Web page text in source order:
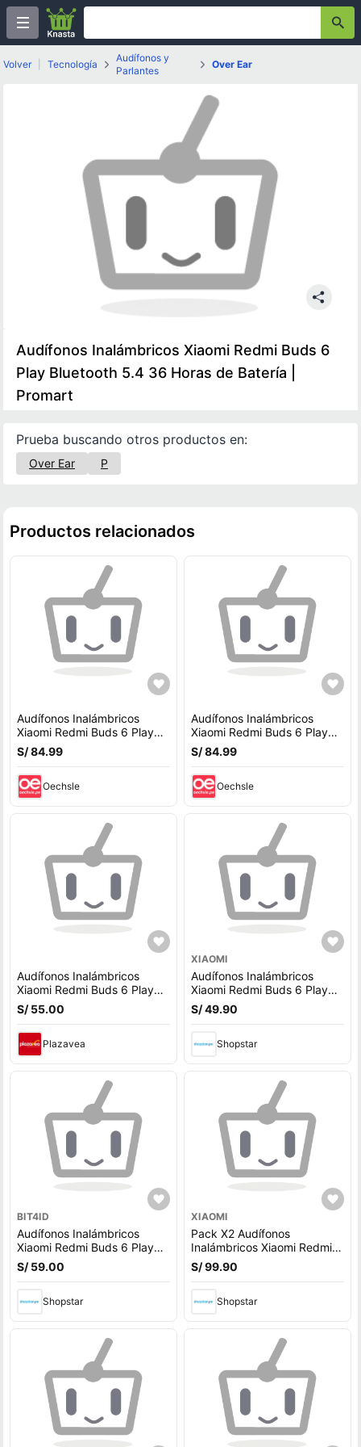
Volver Tecnología
Audífonos y
Parlantes
Over Ear
Audífonos Inalámbricos Xiaomi Redmi Buds 6
Play Bluetooth 5.4 36 Horas de Batería |
Promart
Prueba buscando otros productos en:
Over Ear P
Productos relacionados
Audífonos Inalámbricos
Xiaomi Redmi Buds 6 Play
Bluetooth 5.4 36 Horas de
Batería
S/ 84.99
Oechsle
Audífonos Inalámbricos
Xiaomi Redmi Buds 6 Play
Bluetooth 5.4 36 Horas de
Batería
S/ 84.99
Oechsle
Audífonos Inalámbricos
Xiaomi Redmi Buds 6 Play
Bluetooth 5.4 - Negro
S/ 55.00
Plazavea
XIAOMI
Audífonos Inalámbricos
Xiaomi Redmi Buds 6 Play
BT 5.4 Blanco
S/ 49.90
Shopstar
BIT4ID
Audífonos Inalámbricos
Xiaomi Redmi Buds 6 Play
BT 5.4 Negro
S/ 59.00
Shopstar
XIAOMI
Pack X2 Audífonos
Inalámbricos Xiaomi Redmi
Buds 6 Play BT 5.4 Negro
S/ 99.90
Shopstar